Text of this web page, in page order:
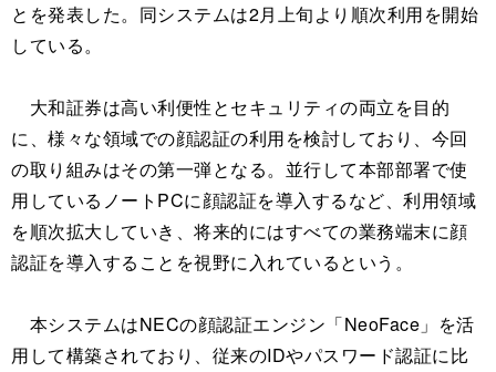
とを発表した。同システムは2月上旬より順次利用を開始
している。
大和証券は高い利便性とセキュリティの両立を目的
に、様々な領域での顔認証の利用を検討しており、今回
の取り組みはその第一弾となる。並行して本部部署で使
用しているノートPCに顔認証を導入するなど、利用領域
を順次拡大していき、将来的にはすべての業務端末に顔
認証を導入することを視野に入れているという。
本システムはNECの顔認証エンジン「NeoFace」を活
用して構築されており、従来のIDやパスワード認証に比